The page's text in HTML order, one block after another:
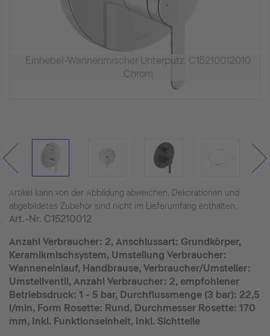
Einhebel-Wannenmischer Unterputz, C15210012010
Chrom
Artikel kann von der Abbildung abweichen. Dekorationen und
abgebildetes Zubehör sind nicht im Lieferumfang enthalten.
Art.-Nr. C15210012
Anzahl Verbraucher: 2, Anschlussart: Grundkörper,
Keramikmischsystem, Umstellung Verbraucher:
Wanneneinlauf, Handbrause, Verbraucher/Umsteller:
Umstellventil, Anzahl Verbraucher: 2, empfohlener
Betriebsdruck: 1 - 5 bar, Durchflussmenge (3 bar): 22,5
l/min, Form Rosette: Rund, Durchmesser Rosette: 170
mm, Inkl. Funktionseinheit, Inkl. Sichtteile